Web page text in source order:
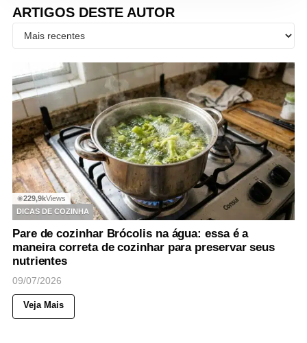
ARTIGOS DESTE AUTOR
◉229,9kViews
DICAS DE COZINHA
Pare de cozinhar Brócolis na água: essa é a
maneira correta de cozinhar para preservar seus
nutrientes
09/07/2026
Veja Mais